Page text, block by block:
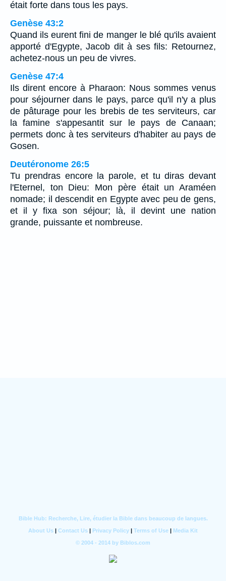
était forte dans tous les pays.
Genèse 43:2
Quand ils eurent fini de manger le blé qu'ils avaient
apporté d'Egypte, Jacob dit à ses fils: Retournez,
achetez-nous un peu de vivres.
Genèse 47:4
Ils dirent encore à Pharaon: Nous sommes venus
pour séjourner dans le pays, parce qu'il n'y a plus
de pâturage pour les brebis de tes serviteurs, car
la famine s'appesantit sur le pays de Canaan;
permets donc à tes serviteurs d'habiter au pays de
Gosen.
Deutéronome 26:5
Tu prendras encore la parole, et tu diras devant
l'Eternel, ton Dieu: Mon père était un Araméen
nomade; il descendit en Egypte avec peu de gens,
et il y fixa son séjour; là, il devint une nation
grande, puissante et nombreuse.